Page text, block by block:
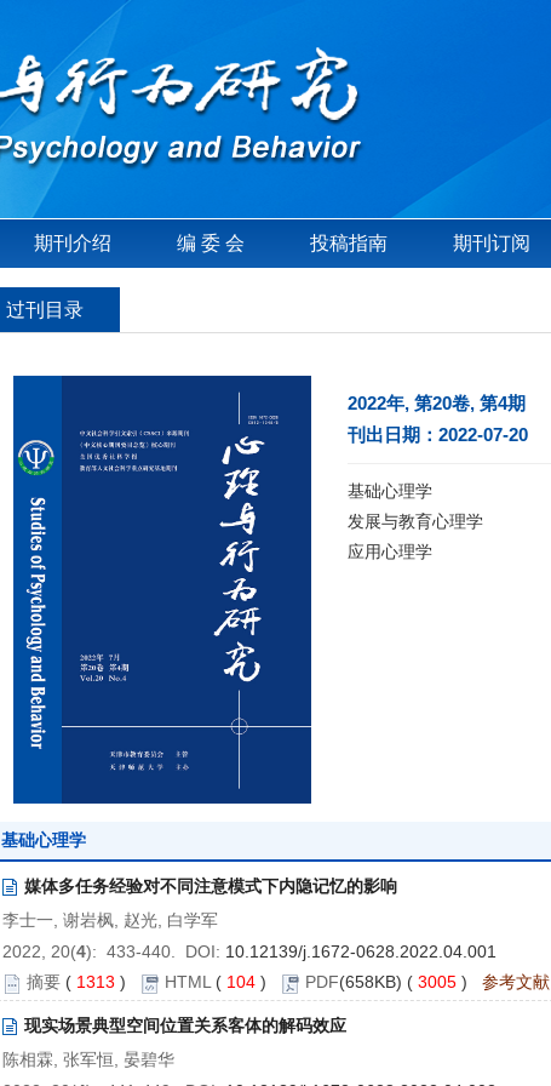
期刊介绍 编 委 会 投稿指南 期刊订阅
过刊目录
2022年, 第20卷, 第4期
刊出日期：2022-07-20
基础心理学
发展与教育心理学
应用心理学
基础心理学
媒体多任务经验对不同注意模式下内隐记忆的影响
李士一, 谢岩枫, 赵光, 白学军
2022, 20(4): 433-440. DOI: 10.12139/j.1672-0628.2022.04.001
摘要 ( 1313 ) HTML( 104 ) PDF(658KB) ( 3005 ) 参考文献
现实场景典型空间位置关系客体的解码效应
陈相霖, 张军恒, 晏碧华